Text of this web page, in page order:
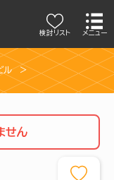
検討リスト メニュー
ル
せん